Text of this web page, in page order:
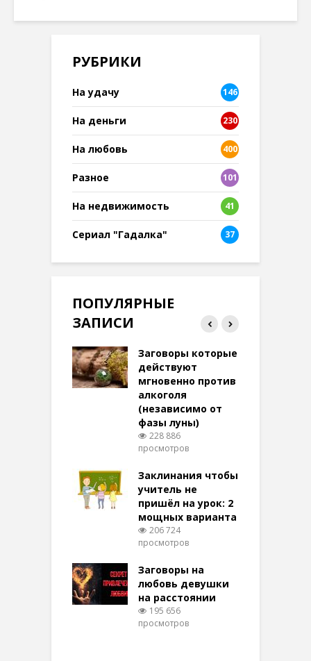
РУБРИКИ
На удачу 146
На деньги 230
На любовь 400
Разное
101
8
На недвижимость 41
Сериал "Гадалка" 37
ПОПУЛЯРНЫЕ
ЗАПИСИ
Заговоры которые
действуют
мгновенно против
алкоголя
(независимо от
фазы луны)
228 886
просмотров
Заклинания чтобы
учитель не
пришёл на урок: 2
мощных варианта
206 724
просмотров
Заговоры на
любовь девушки
на расстоянии
195 656
просмотров